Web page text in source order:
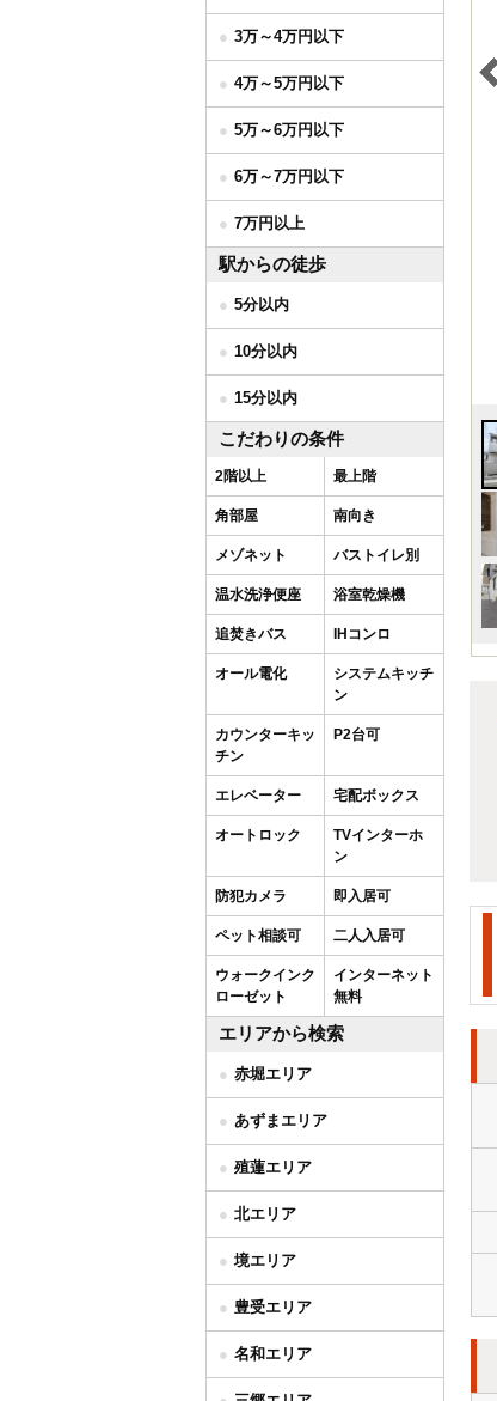
3万～4万円以下
4万～5万円以下
5万～6万円以下
6万～7万円以下
7万円以上
駅からの徒歩
5分以内
10分以内
15分以内
こだわりの条件
2階以上 最上階
角部屋 南向き
メゾネット バストイレ別
温水洗浄便座 浴室乾燥機
追焚きバス IHコンロ
オール電化
システムキッチ
ン
カウンターキッ
チン
P2台可
エレベーター 宅配ボックス
オートロック
TVインターホ
ン
防犯カメラ 即入居可
ペット相談可 二人入居可
ウォークインク
ローゼット
インターネット
無料
エリアから検索
赤堀エリア
あずまエリア
殖蓮エリア
北エリア
境エリア
豊受エリア
名和エリア